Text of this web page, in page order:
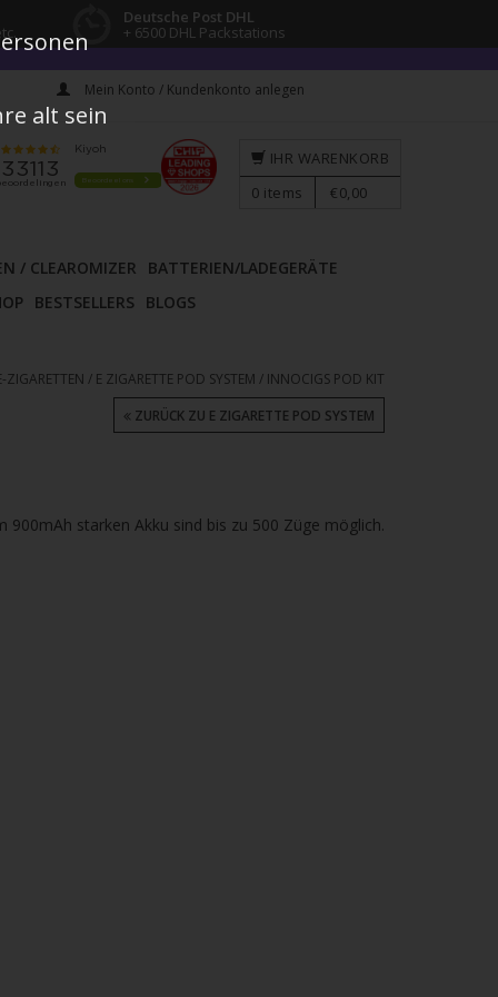
Deutsche Post DHL
+ 6500 DHL Packstations
Mein Konto / Kundenkonto anlegen
/ CLEAROMIZER
BATTERIEN/LADEGERÄTE
BESTSELLERS BLOGS
IHR WARENKORB
0 items €0,00
ZIGARETTEN / E ZIGARETTE POD SYSTEM / INNOCIGS POD KIT
ZURÜCK ZU E ZIGARETTE POD SYSTEM
starken Akku sind bis zu 500 Züge möglich.
alt sein